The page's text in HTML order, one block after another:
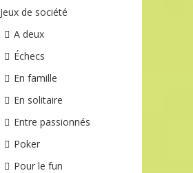
Jeux de société
A deux
Échecs
En famille
En solitaire
Entre passionnés
Poker
Pour le fun